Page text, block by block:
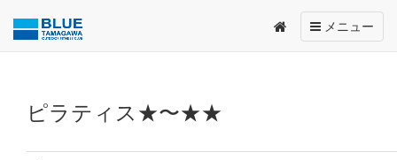
Toggle
navigation
メニュー
ピラティス★〜★★